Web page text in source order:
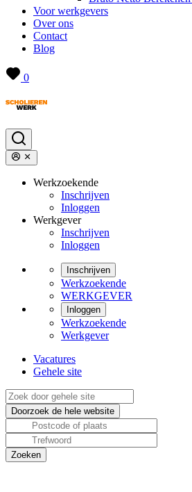
Voor werkgevers
Over ons
Contact
Blog
0
Werkzoekende
Inschrijven
Inloggen
Werkgever
Inschrijven
Inloggen
Inschrijven
Werkzoekende
WERKGEVER
Inloggen
Werkzoekende
Werkgever
Vacatures
Gehele site